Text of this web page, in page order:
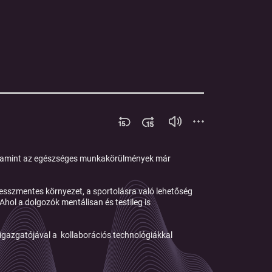
az egészséges munkakörülmények már
környezet, a sportolásra való lehetőség
a dolgozók mentálisan és testileg is
a kollaborációs technológiákkal